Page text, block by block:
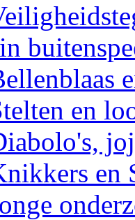
en
en